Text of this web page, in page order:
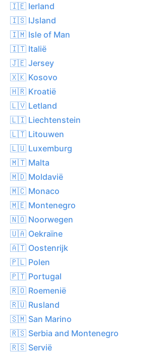
🇮🇪 Ierland
🇮🇸 IJsland
🇮🇲 Isle of Man
🇮🇹 Italië
🇯🇪 Jersey
🇽🇰 Kosovo
🇭🇷 Kroatië
🇱🇻 Letland
🇱🇮 Liechtenstein
🇱🇹 Litouwen
🇱🇺 Luxemburg
🇲🇹 Malta
🇲🇩 Moldavië
🇲🇨 Monaco
🇲🇪 Montenegro
🇳🇴 Noorwegen
🇺🇦 Oekraïne
🇦🇹 Oostenrijk
🇵🇱 Polen
🇵🇹 Portugal
🇷🇴 Roemenië
🇷🇺 Rusland
🇸🇲 San Marino
🇷🇸 Serbia and Montenegro
🇷🇸 Servië